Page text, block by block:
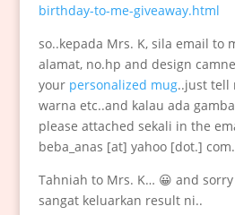
birthday-to-me-giveaway.html
so..kepada Mrs. K, sila email to
alamat, no.hp and design
your personalized mug..just tell
warna etc..and kalau ada
please attached sekali in the
beba_anas [at] yahoo [dot.]
Tahniah to Mrs. K… 😀 and
sangat keluarkan result ni..